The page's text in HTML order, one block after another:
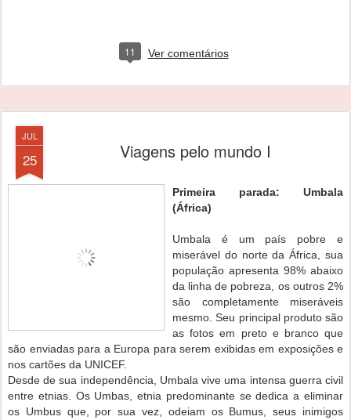
11 Ver comentários
JUL
25 Viagens pelo mundo I
Primeira parada: Umbala
(África)
Umbala é um país pobre e
miserável do norte da África, sua
população apresenta 98% abaixo
da linha de pobreza, os outros 2%
são completamente miseráveis
mesmo. Seu principal produto são
as fotos em preto e branco que
são enviadas para a Europa para serem exibidas em exposições e
nos cartões da UNICEF.
Desde de sua independência, Umbala vive uma intensa guerra civil
entre etnias. Os Umbas, etnia predominante se dedica a eliminar
os Umbus que, por sua vez, odeiam os Bumus, seus inimigos